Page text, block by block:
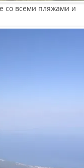
со всеми пляжами и